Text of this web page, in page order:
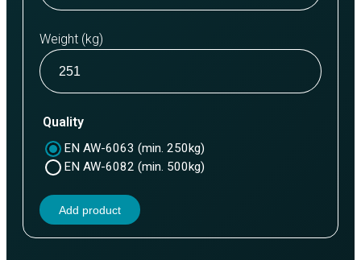
Weight (kg)
Quality
EN AW-6063 (min. 250kg)
EN AW-6082 (min. 500kg)
Add product